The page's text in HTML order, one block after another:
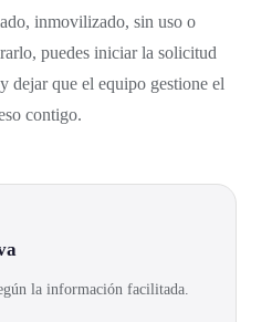
inmovilizado, sin uso o
puedes iniciar la solicitud
dejar que el equipo gestione el
contigo.
la información facilitada.